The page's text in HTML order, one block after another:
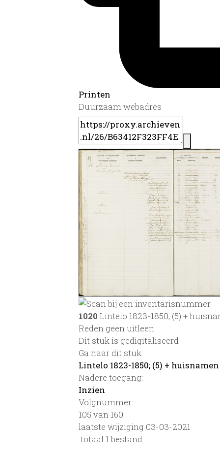
Printen
Duurzaam webadres
1020 Lintelo 1823-1850; (5) +
Reden geen uitleen:
Dit stuk is gedigitaliseerd
Ga naar dit stuk:
Lintelo 1823-1850; (5) + huisnamen
Nadere toegang:
Inzien
Volgnummer:
105 van 160
laatste wijziging 03-03-2021
totaal 1 bestand